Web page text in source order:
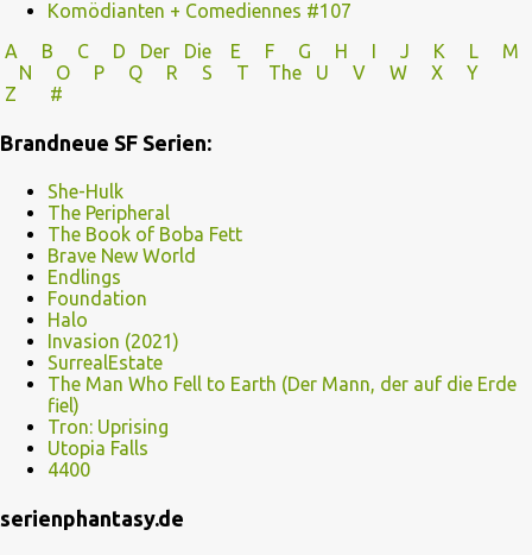
Komödianten + Comediennes #107
A
B C D Der Die E F G H I J K L
M
N
O P Q R S T The U V
W X Y
Z
#
Brandneue SF Serien:
She-Hulk
The Peripheral
The Book of Boba Fett
Brave New World
Endlings
Foundation
Halo
Invasion (2021)
SurrealEstate
The Man Who Fell to Earth (Der Mann, der auf die Erde
fiel)
Tron: Uprising
Utopia Falls
4400
serienphantasy.de